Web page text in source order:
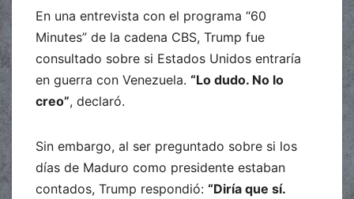
En una entrevista con el programa “60
Minutes” de la cadena CBS, Trump fue
consultado sobre si Estados Unidos entraría
en guerra con Venezuela. “Lo dudo. No lo
creo”, declaró.
Sin embargo, al ser preguntado sobre si los
días de Maduro como presidente estaban
contados, Trump respondió: “Diría que sí.